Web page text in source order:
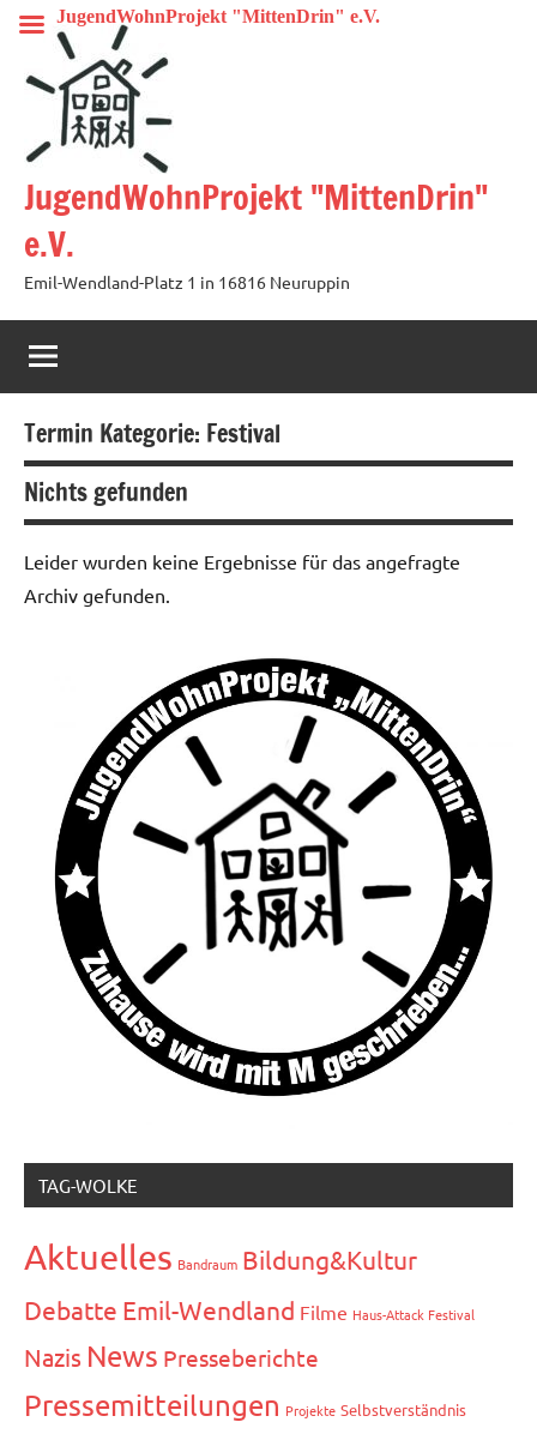
Zum
springen
JugendWohnProjekt "MittenDrin"
e.V.
Emil-Wendland-Platz 1 in 16816 Neuruppin
Termin Kategorie: Festival
Nichts gefunden
Leider wurden keine Ergebnisse für das angefragte
Archiv gefunden.
TAG-WOLKE
Aktuelles Bandraum Bildung&Kultur
Debatte Emil-Wendland Filme Haus-Attack Festival
Nazis News Presseberichte
Pressemitteilungen Projekte Selbstverständnis
JugendWohnProjekt "MittenDrin" e.V.